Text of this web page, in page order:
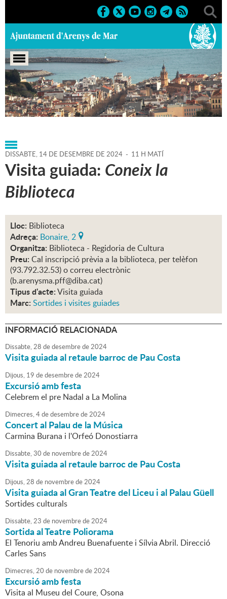
Portada > Agenda > 14-12-
2024 > Marcs > Culturals > 2024 > Sortides i visites guiades
DISSABTE, 14 DE DESEMBRE DE 2024 - 11 H MATÍ
Visita guiada: Coneix la
Biblioteca
Lloc: Biblioteca
Adreça: Bonaire, 2
Organitza: Biblioteca - Regidoria de Cultura
Preu: Cal inscripció prèvia a la biblioteca, per telèfon
(93.792.32.53) o correu electrònic
(b.arenysma.pff@diba.cat)
Tipus d'acte:Visita guiada
Marc: Sortides i visites guiades
INFORMACIÓ RELACIONADA
Dissabte,28 dedesembrede2024
Visita guiada al retaule barroc de Pau Costa
Dijous, 19 dedesembrede2024
Excursió amb festa
Celebrem el pre Nadal a La Molina
Dimecres,4dedesembrede2024
Concert al Palau de la Música
Carmina Burana i l'Orfeó Donostiarra
Dissabte,30 de novembrede2024
Visita guiada al retaule barroc de Pau Costa
Dijous,28 de novembrede2024
Visita guiada al Gran Teatre del Liceu i al Palau Güell
Sortides culturals
Dissabte,23 de novembrede2024
Sortida al Teatre Poliorama
El Tenoriu amb Andreu Buenafuente i Sílvia Abril. Direcció
Carles Sans
Dimecres,20 de novembrede2024
Excursió amb festa
Visita al Museu del Coure, Osona